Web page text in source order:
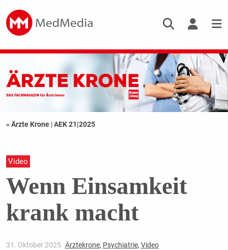
« Ärzte Krone |AEK 21|2025
Video
Wenn Einsamkeit
krank macht
31. Oktober 2025 Ärztekrone, Psychiatrie, Video